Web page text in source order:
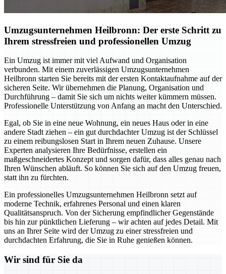
Umzugsunternehmen Heilbronn: Der erste Schritt zu
Ihrem stressfreien und professionellen Umzug
Ein Umzug ist immer mit viel Aufwand und Organisation
verbunden. Mit einem zuverlässigen Umzugsunternehmen
Heilbronn starten Sie bereits mit der ersten Kontaktaufnahme auf der
sicheren Seite. Wir übernehmen die Planung, Organisation und
Durchführung – damit Sie sich um nichts weiter kümmern müssen.
Professionelle Unterstützung von Anfang an macht den Unterschied.
Egal, ob Sie in eine neue Wohnung, ein neues Haus oder in eine
andere Stadt ziehen – ein gut durchdachter Umzug ist der Schlüssel
zu einem reibungslosen Start in Ihrem neuen Zuhause. Unsere
Experten analysieren Ihre Bedürfnisse, erstellen ein
maßgeschneidertes Konzept und sorgen dafür, dass alles genau nach
Ihren Wünschen abläuft. So können Sie sich auf den Umzug freuen,
statt ihn zu fürchten.
Ein professionelles Umzugsunternehmen Heilbronn setzt auf
moderne Technik, erfahrenes Personal und einen klaren
Qualitätsanspruch. Von der Sicherung empfindlicher Gegenstände
bis hin zur pünktlichen Lieferung – wir achten auf jedes Detail. Mit
uns an Ihrer Seite wird der Umzug zu einer stressfreien und
durchdachten Erfahrung, die Sie in Ruhe genießen können.
Wir sind für Sie da